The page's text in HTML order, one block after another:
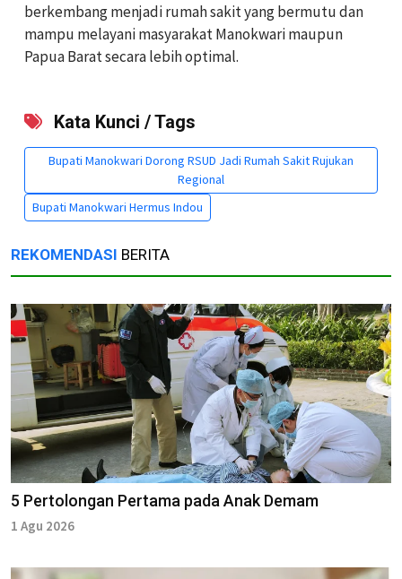
berkembang menjadi rumah sakit yang bermutu dan
mampu melayani masyarakat Manokwari maupun
Papua Barat secara lebih optimal.
Kata Kunci / Tags
Bupati Manokwari Dorong RSUD Jadi Rumah Sakit Rujukan
Regional
Bupati Manokwari Hermus Indou
REKOMENDASI BERITA
5 Pertolongan Pertama pada Anak Demam
1 Agu 2026